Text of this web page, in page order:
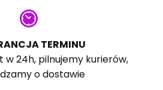
TERMINU
w 24h, pilnujemy kurierów,
o dostawie